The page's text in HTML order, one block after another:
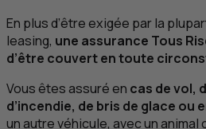
En plus d’être exigée par la
leasing, une assurance Tous
d’être couvert en toute
Vous êtes assuré en cas de vol,
d’incendie, de bris de glace ou
un autre véhicule, avec un animal